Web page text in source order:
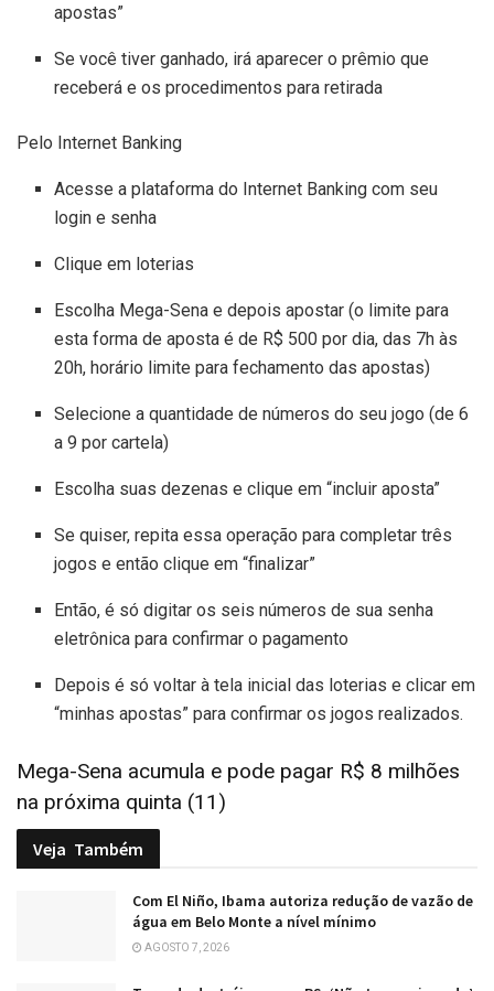
apostas”
Se você tiver ganhado, irá aparecer o prêmio que
receberá e os procedimentos para retirada
Pelo Internet Banking
Acesse a plataforma do Internet Banking com seu
login e senha
Clique em loterias
Escolha Mega-Sena e depois apostar (o limite para
esta forma de aposta é de R$ 500 por dia, das 7h às
20h, horário limite para fechamento das apostas)
Selecione a quantidade de números do seu jogo (de 6
a 9 por cartela)
Escolha suas dezenas e clique em “incluir aposta”
Se quiser, repita essa operação para completar três
jogos e então clique em “finalizar”
Então, é só digitar os seis números de sua senha
eletrônica para confirmar o pagamento
Depois é só voltar à tela inicial das loterias e clicar em
“minhas apostas” para confirmar os jogos realizados.
Mega-Sena acumula e pode pagar R$ 8 milhões
na próxima quinta (11)
Veja Também
Com El Niño, Ibama autoriza redução de vazão de
água em Belo Monte a nível mínimo
AGOSTO 7, 2026